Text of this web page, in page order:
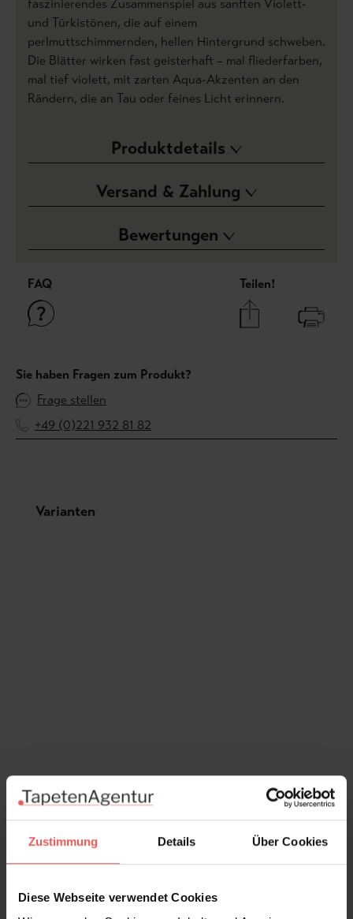
Zustimmung Details Über Cookies
Diese Webseite verwendet Cookies
faszinierendes Zusammenspiel aus sanften Violett-
und Türkistönen, die auf einem
perlmuttschimmernden, hellen Hintergrund schweben.
Die Blätter wirken fast geisterhaft – mal fliederfarben,
mal tief violett, mit zarten Aqua-Akzenten an den
Rändern, die an Tau oder feines Licht erinnern.
Produktdetails
Versand & Zahlung
Bewertungen
FAQ Teilen!
Sie haben Fragen zum Produkt?
Frage stellen
+49 (0)221 932 81 82
Produktgalerie überspringen
Varianten
Talbot's Calotype, col. 01
105,00 €